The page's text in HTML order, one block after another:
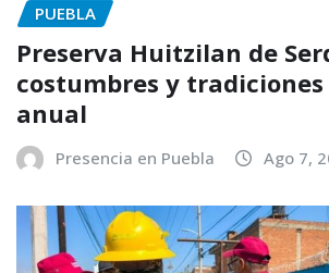
PUEBLA
Preserva Huitzilan de
costumbres y
anual
Presencia en Puebla Ago 7,